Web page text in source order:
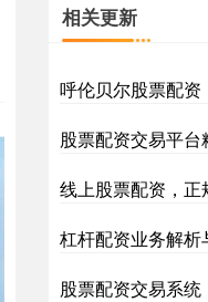
相关更新
呼伦贝尔股票配
股票配资交易平台
线上股票配资，正
杠杆配资业务解析
股票配资交易系